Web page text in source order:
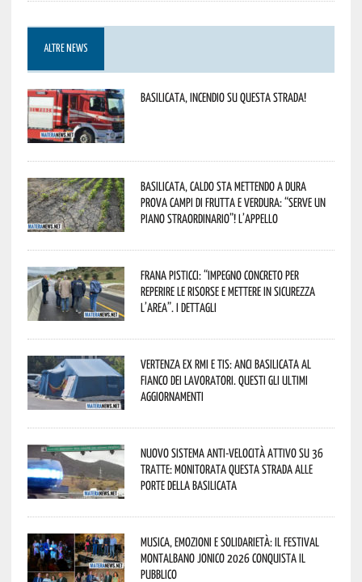
ALTRE NEWS
Basilicata, incendio su questa strada!
Basilicata, caldo sta mettendo a dura
prova campi di frutta e verdura: “Serve un
piano straordinario”! L’appello
Frana Pisticci: “Impegno concreto per
reperire le risorse e mettere in sicurezza
l’area”. I dettagli
Vertenza ex RMI e TIS: ANCI Basilicata al
fianco dei lavoratori. Questi gli ultimi
aggiornamenti
Nuovo sistema anti-velocità attivo su 36
tratte: monitorata questa strada alle
porte della Basilicata
Musica, emozioni e solidarietà: il Festival
Montalbano Jonico 2026 conquista il
pubblico